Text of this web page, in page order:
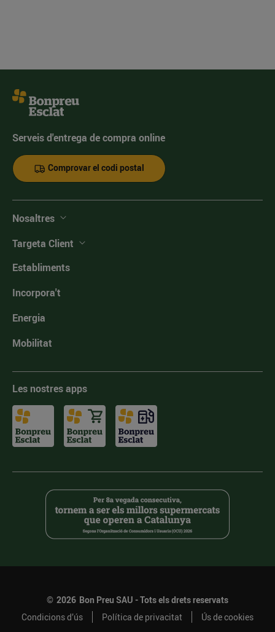
Serveis d'entrega de compra online
Comprovar el codi postal
Nosaltres
Targeta Client
Establiments
Incorpora't
Energia
Mobilitat
Les nostres apps
© 2026 Bon Preu SAU - Tots els drets reservats
Condicions d’ús
Política de privacitat Ús de cookies